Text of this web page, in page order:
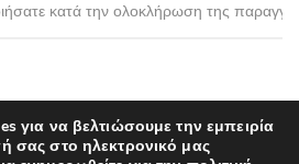
για να βελτιώσουμε την εμπειρία
σας στο ηλεκτρονικό μας